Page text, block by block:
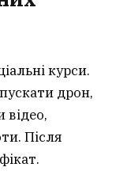
курси.
дрон,
відео,
Після